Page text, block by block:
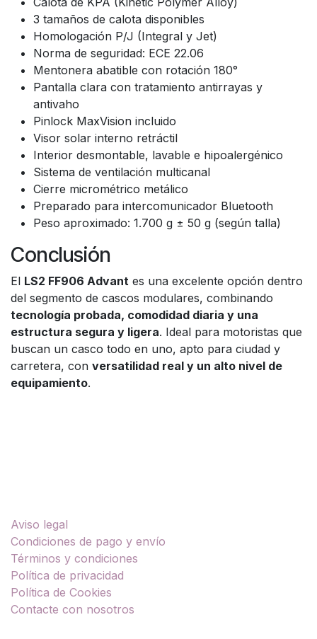
3 tamaños de calota disponibles
Homologación P/J (Integral y Jet)
Norma de seguridad: ECE 22.06
Mentonera abatible con rotación 180°
Pantalla clara con tratamiento antirrayas y
antivaho
Pinlock MaxVision incluido
Visor solar interno retráctil
Interior desmontable, lavable e hipoalergénico
Sistema de ventilación multicanal
Cierre micrométrico metálico
Preparado para intercomunicador Bluetooth
Peso aproximado: 1.700 g ± 50 g (según talla)
Conclusión
El LS2 FF906 Advant es una excelente opción dentro
del segmento de cascos modulares, combinando
tecnología probada, comodidad diaria y una
estructura segura y ligera. Ideal para motoristas que
buscan un casco todo en uno, apto para ciudad y
carretera, con versatilidad real y un alto nivel de
equipamiento.
Aviso legal
Condiciones de pago y envío
Términos y condiciones
Política de privacidad
Política de Cookies
Contacte con nosotros